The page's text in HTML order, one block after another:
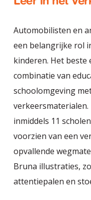
Automobilisten en
een belangrijke rol
kinderen. Het
combinatie van
schoolomgeving
inmiddels 11
voorzien van een
opvallende
Bruna illustraties,
attentiepalen en